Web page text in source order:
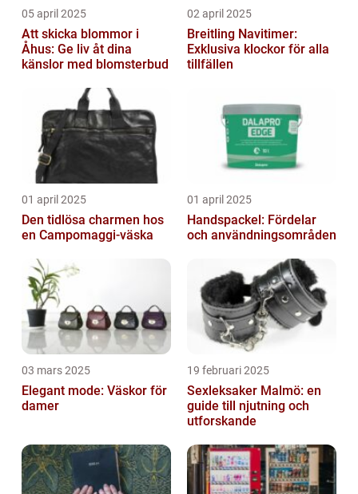
05 april 2025
Att skicka blommor i
Åhus: Ge liv åt dina
känslor med blomsterbud
02 april 2025
Breitling Navitimer:
Exklusiva klockor för alla
tillfällen
01 april 2025
Den tidlösa charmen hos
en Campomaggi-väska
01 april 2025
Handspackel: Fördelar
och användningsområden
03 mars 2025
Elegant mode: Väskor för
damer
19 februari 2025
Sexleksaker Malmö: en
guide till njutning och
utforskande